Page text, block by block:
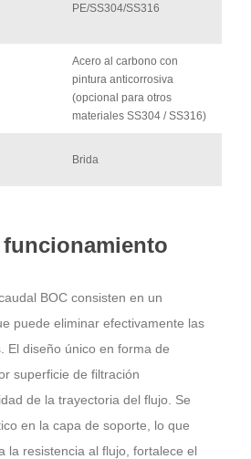
PE/SS304/SS316
Acero al carbono con
pintura anticorrosiva
(opcional para otros
materiales SS304 / SS316)
Brida
BOC consisten en un
puede eliminar efectivamente las
El diseño único en forma de
superficie de filtración
de la trayectoria del flujo. Se
en la capa de soporte, lo que
la resistencia al flujo, fortalece el